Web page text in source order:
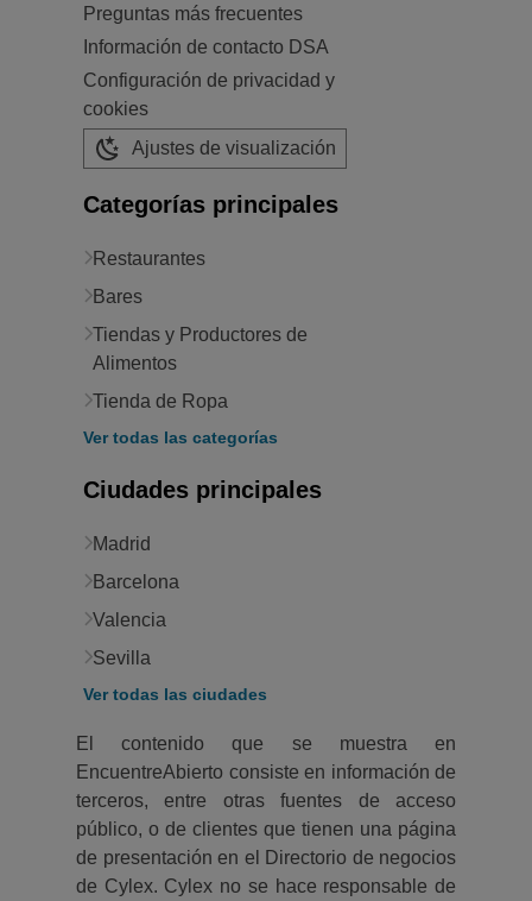
Preguntas más frecuentes
Información de contacto DSA
Configuración de privacidad y
cookies
Ajustes de visualización
Categorías principales
Restaurantes
Bares
Tiendas y Productores de
Alimentos
Tienda de Ropa
Ver todas las categorías
Ciudades principales
Madrid
Barcelona
Valencia
Sevilla
Ver todas las ciudades
El contenido que se muestra en
EncuentreAbierto consiste en información de
terceros, entre otras fuentes de acceso
público, o de clientes que tienen una página
de presentación en el Directorio de negocios
de Cylex. Cylex no se hace responsable de